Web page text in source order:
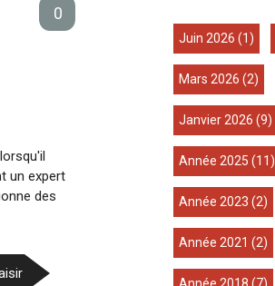
0
un expert
des
juin 2026 (1)
mars 2026 (2)
janvier 2026 (9)
année 2025 (11)
année 2023 (2)
année 2021 (2)